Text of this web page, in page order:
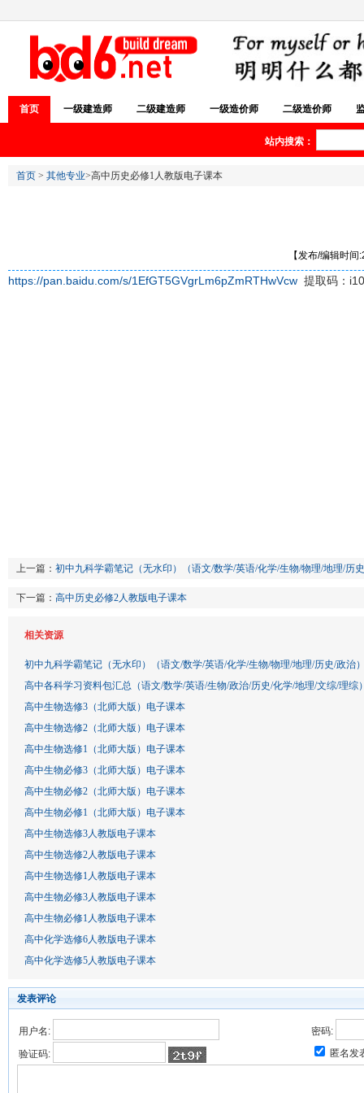
首页 一级建造师 二级建造师 一级造价师 二级造价师
站内搜索：
首页 > 其他专业>高中历史必修1人教版电子课本
【发布/编辑时
https://pan.baidu.com/s/1EfGT5GVgrLm6pZmRTHwVcw 提取码：
上一篇： 初中九科学霸笔记（无水印）（语文/数学/英语/化学/生物/物理/地理/历
下一篇： 高中历史必修2人教版电子课本
相关资源
初中九科学霸笔记（无水印）（语文/数学/英语/化学/生物/物理/地理/历史/政治
高中各科学习资料包汇总（语文/数学/英语/生物/政治/历史/化学/地理/文综/理综
高中生物选修3（北师大版）电子课本
高中生物选修2（北师大版）电子课本
高中生物选修1（北师大版）电子课本
高中生物必修3（北师大版）电子课本
高中生物必修2（北师大版）电子课本
高中生物必修1（北师大版）电子课本
高中生物选修3人教版电子课本
高中生物选修2人教版电子课本
高中生物选修1人教版电子课本
高中生物必修3人教版电子课本
高中生物必修1人教版电子课本
高中化学选修6人教版电子课本
高中化学选修5人教版电子课本
发表评论
用户名:
密码:
验证码:
匿名发